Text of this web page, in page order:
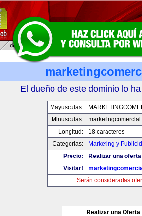
El dueño de este dominio lo
Mayusculas:
Minusculas:
Longitud:
18 caracteres
Categorias:
Marketing y
Precio:
Realizar una
Visitar!
Serán consideradas
Realizar una Oferta